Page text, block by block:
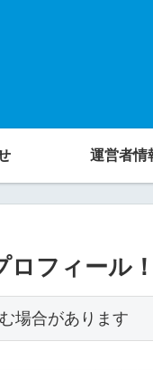
運営者情
フィール
場合があります